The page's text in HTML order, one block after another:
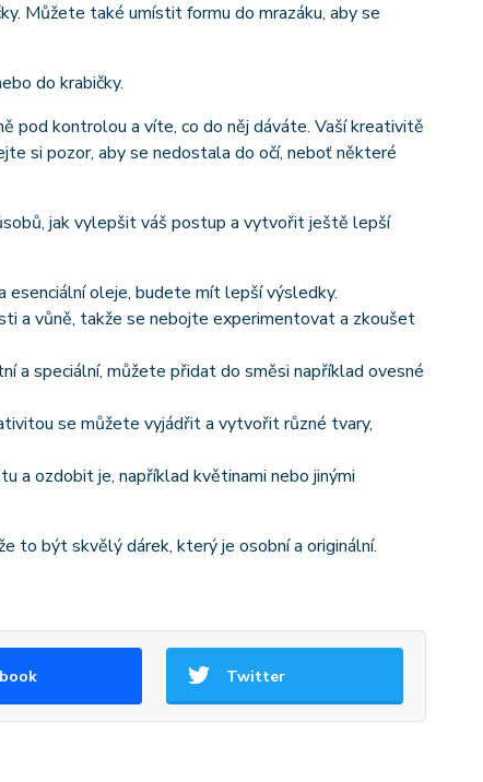
Můžete také umístit formu do mrazáku, aby se
do krabičky.
kontrolou a víte, co do něj dáváte. Vaší kreativitě
si pozor, aby se nedostala do očí, neboť některé
jak vylepšit váš postup a vytvořit ještě lepší
esenciální oleje, budete mít lepší výsledky.
a vůně, takže se nebojte experimentovat a zkoušet
a speciální, můžete přidat do směsi například ovesné
se můžete vyjádřit a vytvořit různé tvary,
a ozdobit je, například květinami nebo jinými
to být skvělý dárek, který je osobní a originální.
Twitter